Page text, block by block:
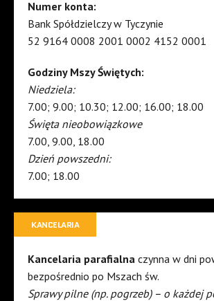
Numer konta:
Bank Spółdzielczy w Tyczynie
52 9164 0008 2001 0002 4152 0001
Godziny Mszy Świętych:
Niedziela:
7.00; 9.00; 10.30; 12.00; 16.00; 18.00
Święta nieobowiązkowe
7.00, 9.00, 18.00
Dzień powszedni:
7.00; 18.00
KANCELARIA
Kancelaria parafialna czynna w dni
bezpośrednio po Mszach św.
Sprawy pilne (np. pogrzeb) – o każdej